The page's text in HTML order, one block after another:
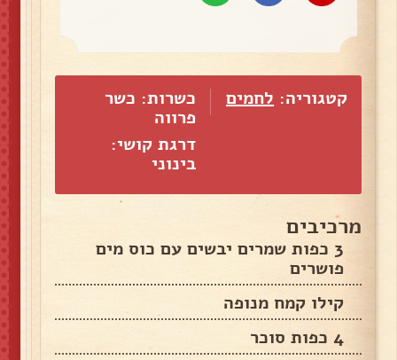
קטגוריה: לחמים
כשרות: כשר
פרווה
דרגת קושי:
בינוני
מרכיבים
3 כפות שמרים יבשים עם כוס מים
פושרים
קילו קמח מנופה
4 כפות סוכר